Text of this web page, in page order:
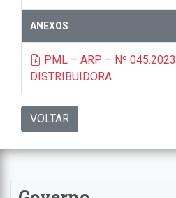
ANEXOS
PML – ARP – Nº
DISTRIBUIDORA
VOLTAR